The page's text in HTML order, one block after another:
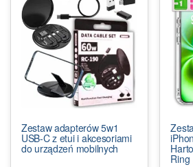
Zestaw adapterów 5w1
USB-C z etui i akcesoriami
do urządzeń mobilnych
Ring